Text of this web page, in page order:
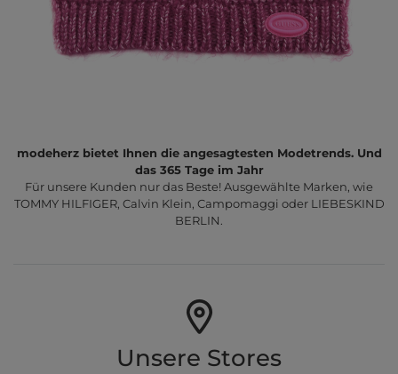
modeherz bietet Ihnen die angesagtesten Modetrends. Und
das 365 Tage im Jahr
Für unsere Kunden nur das Beste! Ausgewählte Marken, wie
TOMMY HILFIGER, Calvin Klein, Campomaggi oder LIEBESKIND
BERLIN.
Unsere Stores